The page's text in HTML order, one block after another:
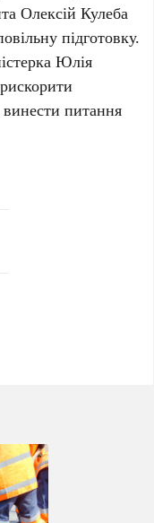
Олексій Кулеба
підготовку.
Юлія
винести питання